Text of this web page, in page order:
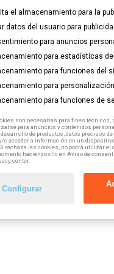
el almacenamiento para la
datos del usuario para
para anuncios
para estadísticas
para funciones del
para
para funciones de
son necesarias para fines técnicos,
para anuncios y contenidos
de productos, datos precisos
o acceder a información en un
rechaza las cookies, no podrá utilizar
haciendo clic en Aviso de
center.
Configurar